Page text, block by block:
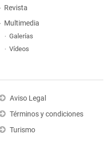
Revista
Multimedia
Galerías
Vídeos
Aviso Legal
Términos y condiciones
Turismo